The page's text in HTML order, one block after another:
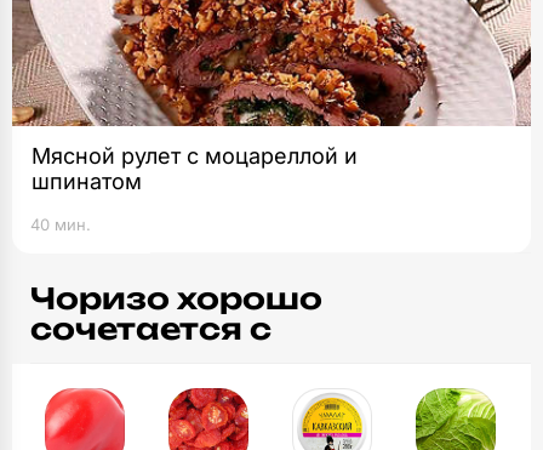
Мясной рулет с моцареллой и
шпинатом
40 мин.
Чоризо хорошо
сочетается с